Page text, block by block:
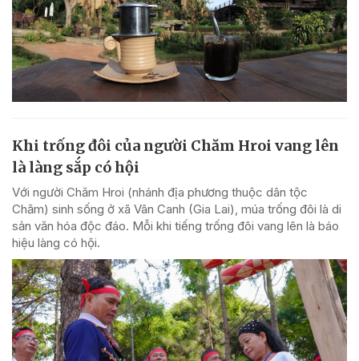
Khi trống đôi của người Chăm Hroi vang lên
là làng sắp có hội
Với người Chăm Hroi (nhánh địa phương thuộc dân tộc
Chăm) sinh sống ở xã Vân Canh (Gia Lai), múa trống đôi là di
sản văn hóa độc đáo. Mỗi khi tiếng trống đôi vang lên là báo
hiệu làng có hội.